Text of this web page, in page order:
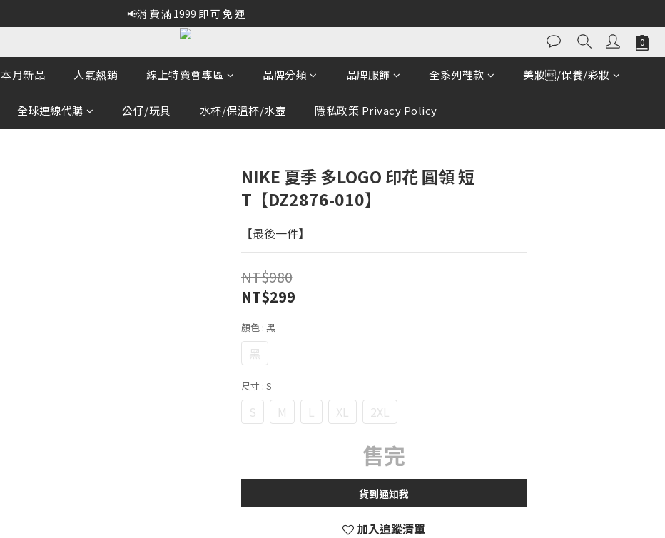
📢消 費 滿 1999 即 可 免 運
本月新品 人氣熱銷 線上特賣會專區 品牌分類 品牌服飾 全系列鞋款 美妝/保養/彩妝
全球連線代購 公仔/玩具 水杯/保溫杯/水壺 隱私政策 Privacy Policy
NIKE 夏季 多LOGO 印花 圓領 短
T【DZ2876-010】
【最後一件】
NT$980
NT$299
顏色 : 黑
黑
尺寸 : S
S M L XL 2XL
售完
貨到通知我
加入追蹤清單